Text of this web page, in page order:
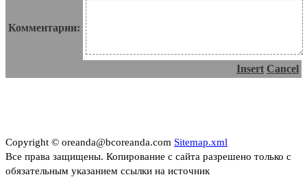
Комментарии:
Insert Cancel
Copyright © oreanda@bcoreanda.com Sitemap.xml
Все права защищены. Копирование с сайта разрешено только с
обязательным указанием ссылки на источник